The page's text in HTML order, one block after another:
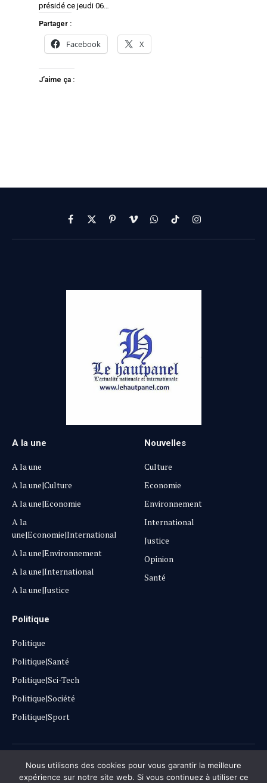
présidé ce jeudi 06…
Partager :
Facebook X
J’aime ça :
Facebook
X
(Twitter)
PinterestVimeoWhatsApp
TikTokInstagram
A la une
A la une
A la une|Culture
A la une|Economie
A la
une|Economie|International
A la une|Environnement
A la une|International
A la une|Justice
Nouvelles
Culture
Economie
Environnement
International
Justice
Opinion
Santé
Politique
Politique
Politique|Santé
Politique|Sci-Tech
Politique|Société
Politique|Sport
Copyright © 2025Lehautpanel
Nous utilisons des cookies pour vous garantir la meilleure
expérience sur notre site web. Si vous continuez à utiliser ce